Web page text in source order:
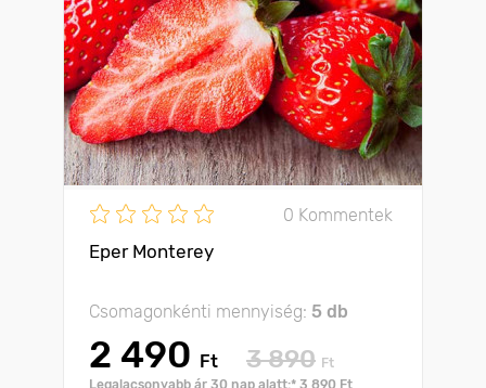
0 Kommentek
Eper Monterey
Csomagonkénti mennyiség: 5 db
2 490 Ft 3 890 Ft
Legalacsonyabb ár 30 nap alatt:* 3 890 Ft